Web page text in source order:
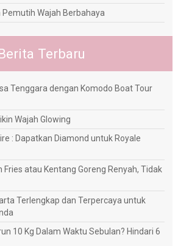
Wajah Berbahaya
Terbaru
Tenggara dengan Komodo Boat Tour
Wajah Glowing
: Dapatkan Diamond untuk Royale
atau Kentang Goreng Renyah, Tidak
Terlengkap dan Terpercaya untuk
10 Kg Dalam Waktu Sebulan? Hindari 6